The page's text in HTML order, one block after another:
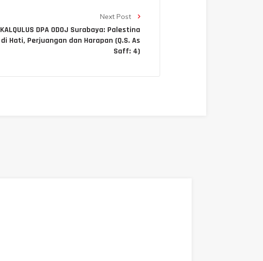
Next Post
KALQULUS DPA ODOJ Surabaya: Palestina
di Hati, Perjuangan dan Harapan (Q.S. As
Saff: 4)